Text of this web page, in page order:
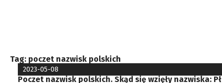
Tag: poczet nazwisk polskich
2023-05-08
Poczet nazwisk polskich. Skąd się wzięły nazwiska: